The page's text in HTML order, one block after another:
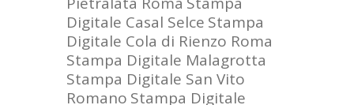
Digitale Casal Selce Stampa
Digitale Cola di Rienzo Roma
Stampa Digitale Malagrotta
Stampa Digitale San Vito
Romano Stampa Digitale